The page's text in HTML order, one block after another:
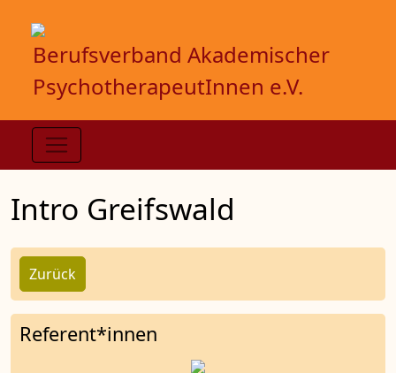
Berufsverband Akademischer
PsychotherapeutInnen e.V.
Intro Greifswald
Zurück
Referent*innen